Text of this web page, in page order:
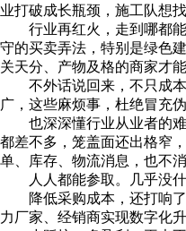
业打破成长瓶颈，施工队想
行业再红火，走到哪都能
守的买卖弄法，特别是绿色
关天分、产物及格的商家才
不外话说回来，不只成本
广，这些麻烦事，杜绝冒充
也深深懂行业从业者的难
都差不多，笼盖面还出格窄
单、库存、物流消息，也不
人人都能参取。几乎没什
降低采购成本，还打响了
力厂家、经销商实现数字化